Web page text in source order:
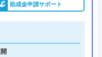
報
きるくん
助成金申請サポート